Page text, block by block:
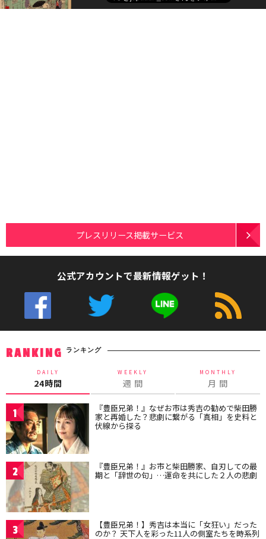
プレスリリース掲載サービス
公式アカウントで最新情報ゲット！
RANKING ランキング
DAILY
24時間
WEEKLY
週 間
MONTHLY
月 間
1 『豊臣兄弟！』なぜお市は秀吉の勧めで柴田勝
家と再婚した？悲劇に繋がる「真相」を史料と
伏線から探る
2 『豊臣兄弟！』お市と柴田勝家、自刃しての最
期と「辞世の句」…運命を共にした２人の悲劇
3 【豊臣兄弟！】秀吉は本当に「女狂い」だった
のか？ 天下人を彩った11人の側室たちを時系列